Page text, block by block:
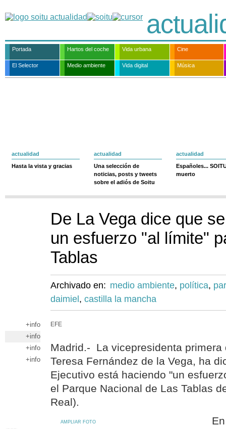
Portada Hartos del coche Vida urbana Cine
El Selector Medio ambiente Vida digital Música
actualidad
Hasta la vista y gracias
actualidad
Una selección de
noticias, posts y tweets
sobre el adiós de Soitu
actualidad
Españoles...
muerto
De La Vega dice que
un esfuerzo "al límite"
Tablas
Archivado en: medio ambiente, política,
daimiel , castilla la mancha
+info
+info
+info
+info
EFE
Madrid.- La vicepresidenta primera
Teresa Fernández de la Vega, ha
Ejecutivo está haciendo "un
el Parque Nacional de Las Tablas
Real).
AMPLIAR FOTO